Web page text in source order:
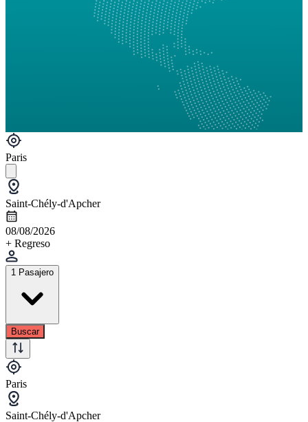
Paris
Saint-Chély-d'Apcher
08/08/2026
+ Regreso
1 Pasajero
Buscar
Paris
Saint-Chély-d'Apcher